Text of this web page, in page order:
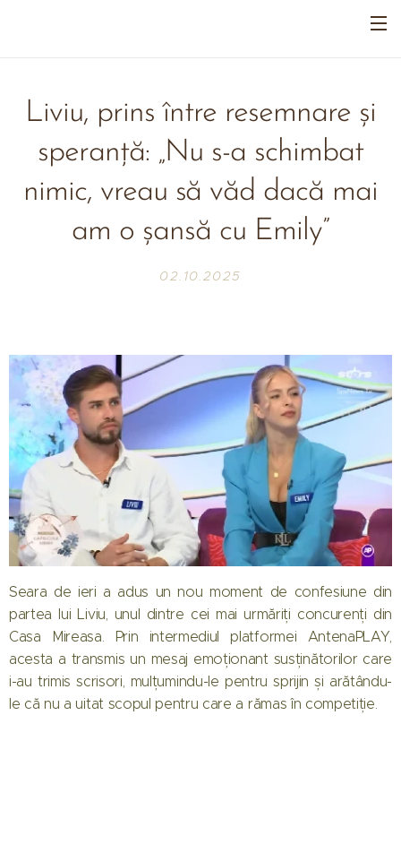
Liviu, prins între resemnare și
speranță: „Nu s-a schimbat
nimic, vreau să văd dacă mai
am o șansă cu Emily”
02.10.2025
Seara de ieri a adus un nou moment de confesiune din
partea lui Liviu, unul dintre cei mai urmăriți concurenți din
Casa Mireasa. Prin intermediul platformei AntenaPLAY,
acesta a transmis un mesaj emoționant susținătorilor care
i-au trimis scrisori, mulțumindu-le pentru sprijin și arătându-
le că nu a uitat scopul pentru care a rămas în competiție.